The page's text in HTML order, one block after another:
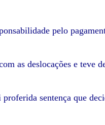
pelo
as deslocações e teve
sentença que